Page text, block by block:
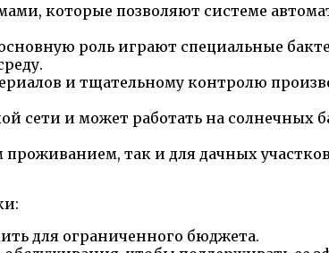
которые позволяют системе
роль играют специальные
и тщательному контролю
сети и может работать на солнечных
так и для дачных
для ограниченного бюджета.